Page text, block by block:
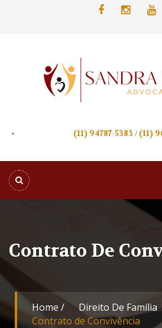
(11) 94787-5383 / (11)
Contrato De
Home /
Direito De Família
Contrato de Convivência